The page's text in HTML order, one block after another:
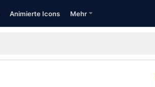
Animierte Icons Mehr